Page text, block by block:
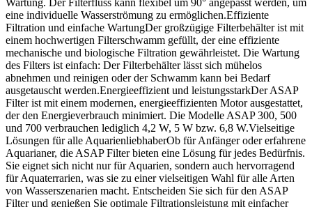
Wartung. Der Filterfluss kann flexibel um 90° angepasst werden, um
eine individuelle Wasserströmung zu ermöglichen.Effiziente
Filtration und einfache WartungDer großzügige Filterbehälter ist mit
einem hochwertigen Filterschwamm gefüllt, der eine effiziente
mechanische und biologische Filtration gewährleistet. Die Wartung
des Filters ist einfach: Der Filterbehälter lässt sich mühelos
abnehmen und reinigen oder der Schwamm kann bei Bedarf
ausgetauscht werden.Energieeffizient und leistungsstarkDer ASAP
Filter ist mit einem modernen, energieeffizienten Motor ausgestattet,
der den Energieverbrauch minimiert. Die Modelle ASAP 300, 500
und 700 verbrauchen lediglich 4,2 W, 5 W bzw. 6,8 W.Vielseitige
Lösungen für alle AquarienliebhaberOb für Anfänger oder erfahrene
Aquarianer, die ASAP Filter bieten eine Lösung für jedes Bedürfnis.
Sie eignet sich nicht nur für Aquarien, sondern auch hervorragend
für Aquaterrarien, was sie zu einer vielseitigen Wahl für alle Arten
von Wasserszenarien macht. Entscheiden Sie sich für den ASAP
Filter und genießen Sie optimale Filtrationsleistung mit einfacher